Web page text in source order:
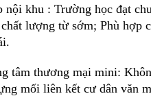
khu : Trường học đạt
lượng từ sớm; Phù hợp
tâm thương mại mini:
mối liên kết cư dân văn